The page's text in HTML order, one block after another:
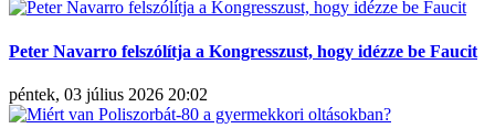
Peter Navarro felszólítja a Kongresszust, hogy idézze be Faucit
péntek, 03 július 2026 20:02